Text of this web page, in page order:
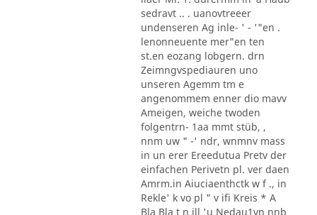
sedravt .. . uanovtreeer
undenseren Ag inle- ' - '"en .
lenonneuente mer"en ten
st.en eozang lobgern. drn
Zeimngvspediauren uno
unseren Agemm tm e
angenommem enner dio mavv
Ameigen, weiche twoden
folgentrn- 1aa mmt stüb, ,
nnm uw " -' ndr, wnmnv mass
in un erer Ereedutua Pretv der
einfachen Perivetn pl. ver daen
Amrm.in Aiuciaenthctk w f ., in
Rekle' k vo pl " v ifi Kreis * A
Bla Bla t n ill 'u Nedau1vn nnb